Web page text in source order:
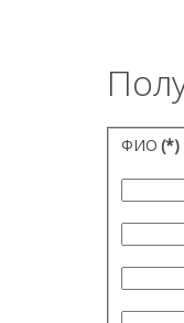
ФИО (*)